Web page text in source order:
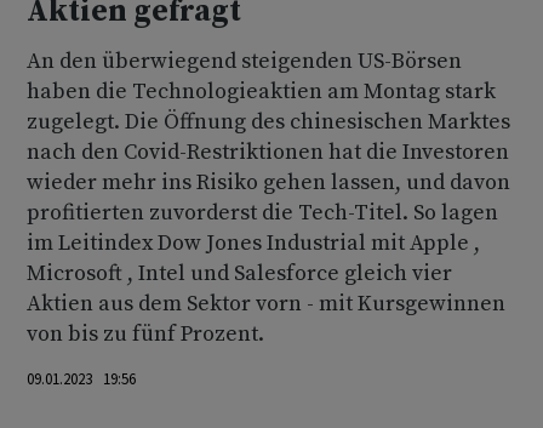
Aktien gefragt
An den überwiegend steigenden US-Börsen
haben die Technologieaktien am Montag stark
zugelegt. Die Öffnung des chinesischen Marktes
nach den Covid-Restriktionen hat die Investoren
wieder mehr ins Risiko gehen lassen, und davon
profitierten zuvorderst die Tech-Titel. So lagen
im Leitindex Dow Jones Industrial mit Apple ,
Microsoft , Intel und Salesforce gleich vier
Aktien aus dem Sektor vorn - mit Kursgewinnen
von bis zu fünf Prozent.
09.01.2023 19:56